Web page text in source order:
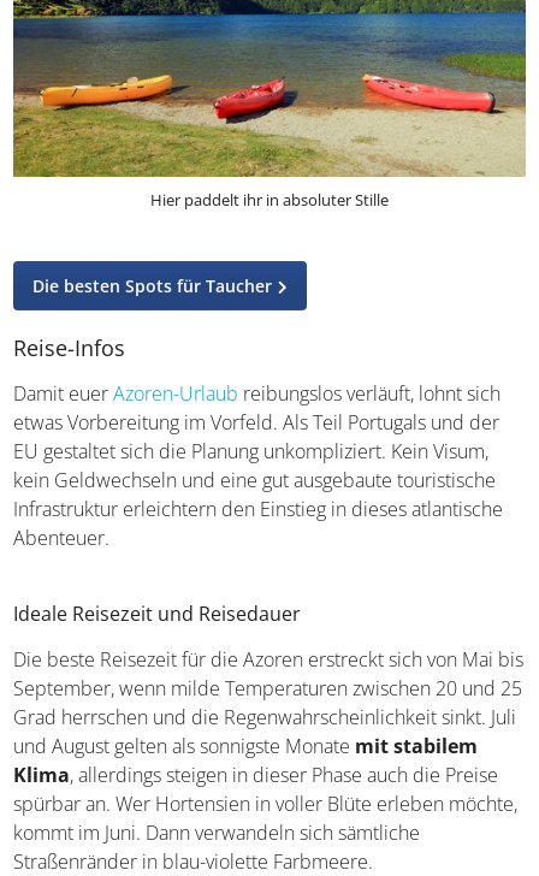
Hier paddelt ihr in absoluter Stille
Die besten Spots für Taucher
Reise-Infos
Damit euerAzoren-Urlaub reibungslos verläuft, lohnt sich
etwas Vorbereitung im Vorfeld. Als Teil Portugals und der
EU gestaltet sich die Planung unkompliziert. Kein Visum,
kein Geldwechseln und eine gut ausgebaute touristische
Infrastruktur erleichtern den Einstieg in dieses atlantische
Abenteuer.
Ideale Reisezeit und Reisedauer
Die beste Reisezeit für die Azoren erstreckt sich von Mai bis
September, wenn milde Temperaturen zwischen 20 und 25
Grad herrschen und die Regenwahrscheinlichkeit sinkt. Juli
und August gelten als sonnigste Monate mit stabilem
Klima, allerdings steigen in dieser Phase auch die Preise
spürbar an. Wer Hortensien in voller Blüte erleben möchte,
kommt im Juni. Dann verwandeln sich sämtliche
Straßenränder in blau-violette Farbmeere.